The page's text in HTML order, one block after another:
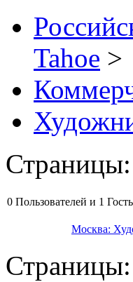
Tahoe >
0 Пользователей и 1
Москва: